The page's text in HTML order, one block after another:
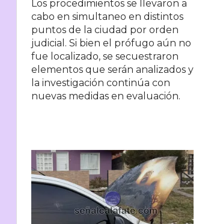
Los procedimientos se llevaron a
cabo en simultaneo en distintos
puntos de la ciudad por orden
judicial. Si bien el prófugo aún no
fue localizado, se secuestraron
elementos que serán analizados y
la investigación continúa con
nuevas medidas en evaluación.